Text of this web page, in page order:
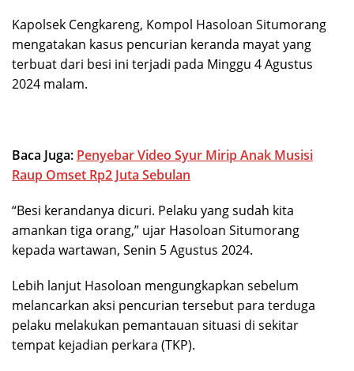
Kapolsek Cengkareng, Kompol Hasoloan Situmorang
mengatakan kasus pencurian keranda mayat yang
terbuat dari besi ini terjadi pada Minggu 4 Agustus
2024 malam.
Baca Juga: Penyebar Video Syur Mirip Anak Musisi
Raup Omset Rp2 Juta Sebulan
“Besi kerandanya dicuri. Pelaku yang sudah kita
amankan tiga orang,” ujar Hasoloan Situmorang
kepada wartawan, Senin 5 Agustus 2024.
Lebih lanjut Hasoloan mengungkapkan sebelum
melancarkan aksi pencurian tersebut para terduga
pelaku melakukan pemantauan situasi di sekitar
tempat kejadian perkara (TKP).